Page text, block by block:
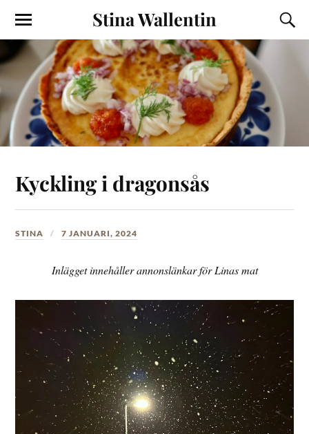
Stina Wallentin
Kyckling i dragonsås
STINA 7 JANUARI, 2024
Inlägget innehåller annonslänkar för Linas mat